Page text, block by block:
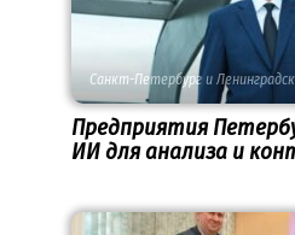
Санкт-Петербург и
Предприятия
ИИ для анализа и